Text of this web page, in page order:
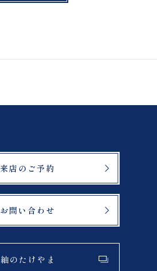
来店のご予約
お問い合わせ
紬のたけやま